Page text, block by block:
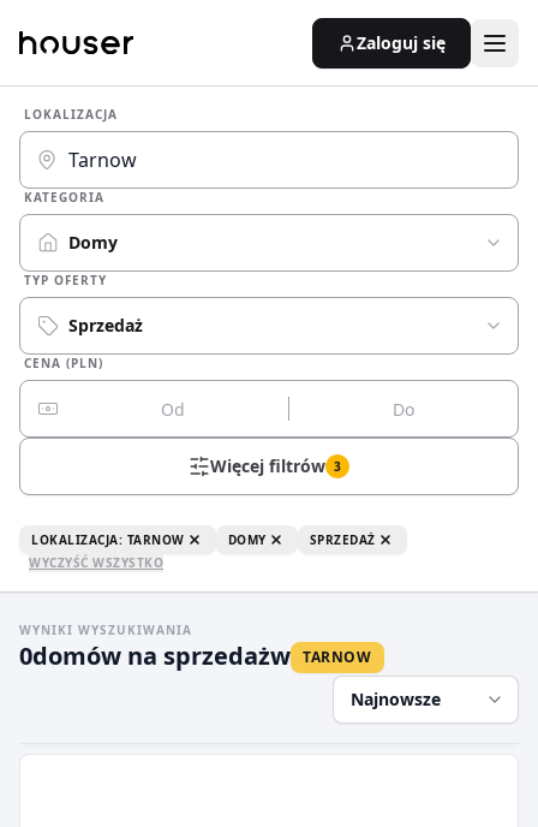
Zaloguj się
LOKALIZACJA
KATEGORIA
Domy
TYP OFERTY
Sprzedaż
CENA (PLN)
Więcej filtrów 3
LOKALIZACJA: TARNOW DOMY
SPRZEDAŻ
WYCZYŚĆ WSZYSTKO
WYNIKI WYSZUKIWANIA
0domów na sprzedażw TARNOW
Najnowsze